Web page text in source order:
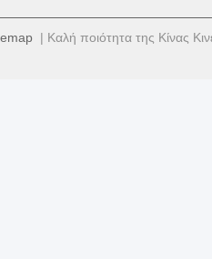
| Καλή ποιότητα της Κίνας